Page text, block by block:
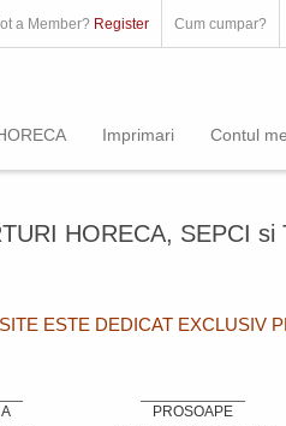
a Member? Register Cum cumpar?
Imprimari Contul
HORECA, SEPCI si
ESTE DEDICAT EXCLUSIV
PROSOAPE